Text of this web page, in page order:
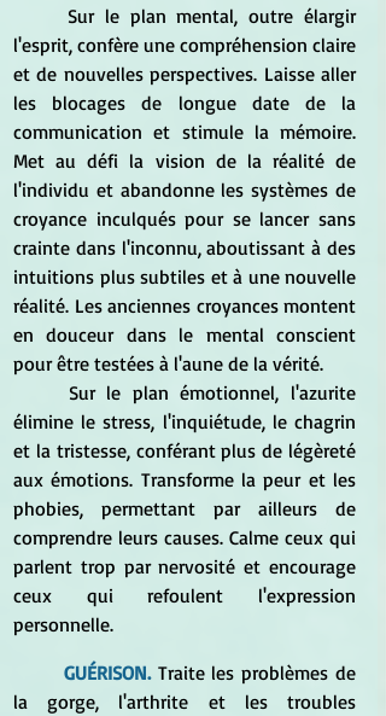
l'esprit, confère une compréhension claire
et de nouvelles perspectives. Laisse aller
les blocages de longue date de la
communication et stimule la mémoire.
Met au défi la vision de la réalité de
l'individu et abandonne les systèmes de
croyance inculqués pour se lancer sans
crainte dans l'inconnu, aboutissant à des
intuitions plus subtiles et à une nouvelle
réalité. Les anciennes croyances montent
en douceur dans le mental conscient
pour être testées à l'aune de la vérité.
élimine le stress, l'inquiétude, le chagrin
et la tristesse, conférant plus de légèreté
aux émotions. Transforme la peur et les
phobies, permettant par ailleurs de
comprendre leurs causes. Calme ceux qui
parlent trop par nervosité et encourage
ceux qui refoulent l'expression
personnelle.
GUÉRISON. Traite les problèmes de
la gorge, l'arthrite et les troubles